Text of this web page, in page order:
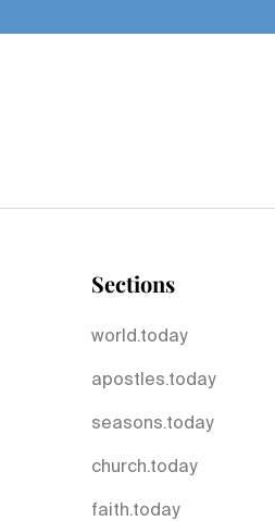
Sections
world.today
apostles.today
seasons.today
church.today
faith.today